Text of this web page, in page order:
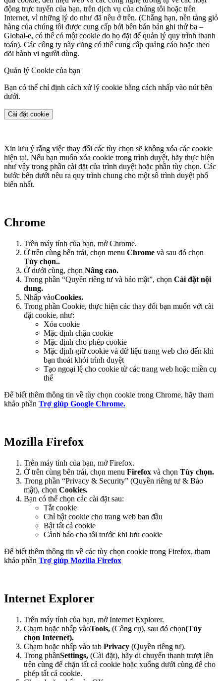
động trực tuyến của bạn, trên dịch vụ của chúng tôi hoặc trên
Internet, vì những lý do như đã nêu ở trên. (Chẳng hạn, nền tảng giỏ
hàng của chúng tôi được cung cấp bởi bên bán bản ghi thứ ba –
Global-e, có thể có một cookie do họ đặt để quản lý quy trình thanh
toán). Các công ty này cũng có thể cung cấp quảng cáo hoặc theo
dõi hành vi người dùng.
Quản lý Cookie của bạn
Bạn có thể chỉ định cách xử lý cookie bằng cách nhấp vào nút bên
dưới.
Cài đặt cookie
Xin lưu ý rằng việc thay đổi các tùy chọn sẽ không xóa các cookie
hiện tại. Nếu bạn muốn xóa cookie trong trình duyệt, hãy thực hiện
như vậy trong phần cài đặt của trình duyệt hoặc phần tùy chọn. Các
bước bên dưới nêu ra quy trình chung cho một số trình duyệt phổ
biến nhất.
Chrome
Trên máy tính của bạn, mở Chrome.
Ở trên cùng bên trái, chọn menu Chrome và sau đó chọn
Tùy chọn..
Ở dưới cùng, chọn Nâng cao.
Trong phần “Quyền riêng tư và bảo mật”, chọn Cài đặt nội
dung.
Nhấp vàoCookies.
Trong phần Cookie, thực hiện các thay đổi bạn muốn với cài
đặt cookie, như:
Xóa cookie
Mặc định chặn cookie
Mặc định cho phép cookie
Mặc định giữ cookie và dữ liệu trang web cho đến khi
bạn thoát khỏi trình duyệt
Tạo ngoại lệ cho cookie từ các trang web hoặc miền cụ
thể
Để biết thêm thông tin về tùy chọn cookie trong Chrome, hãy tham
khảo phần Trợ giúp Google Chrome.
Mozilla Firefox
Trên máy tính của bạn, mở Firefox.
Ở trên cùng bên trái, chọn menu Firefox và chọn Tùy chọn.
Trong phần “Privacy & Security” (Quyền riêng tư & Bảo
mật), chọn Cookies.
Bạn có thể chọn các cài đặt sau:
Tắt cookie
Chỉ bật cookie cho trang web ban đầu
Bật tất cả cookie
Cảnh báo cho tôi trước khi lưu cookie
Để biết thêm thông tin về các tùy chọn cookie trong Firefox, tham
khảo phần Trợ giúp Mozilla Firefox
Internet Explorer
Trên máy tính của bạn, mở Internet Explorer.
Chạm hoặc nhấp vàoTools, (Công cụ), sau đó chọn(Tùy
chọn Internet).
Chạm hoặc nhấp vào tab Privacy (Quyền riêng tư).
Trong phầnSettings, (Cài đặt), hãy di chuyển thanh trượt lên
trên cùng để chặn tất cả cookie hoặc xuống dưới cùng để cho
phép tất cả cookie.